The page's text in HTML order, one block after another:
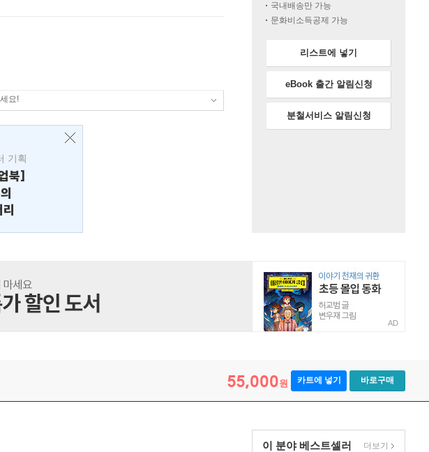
요!
기획
북]
국내배송만 가능
문화비소득공제 가능
리스트에 넣기
eBook 출간 알림신청
분철서비스 알림신청
AD
55,000원 카트에 넣기 바로구매
이 분야 베스트셀러 더보기